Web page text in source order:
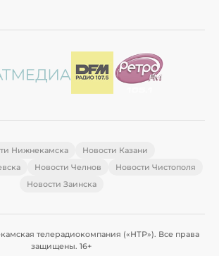
Нижнекамска
Новости Казани
Новости Челнов
Новости Чистополя
Новости Заинска
телерадиокомпания («НТР»). Все права
защищены. 16+